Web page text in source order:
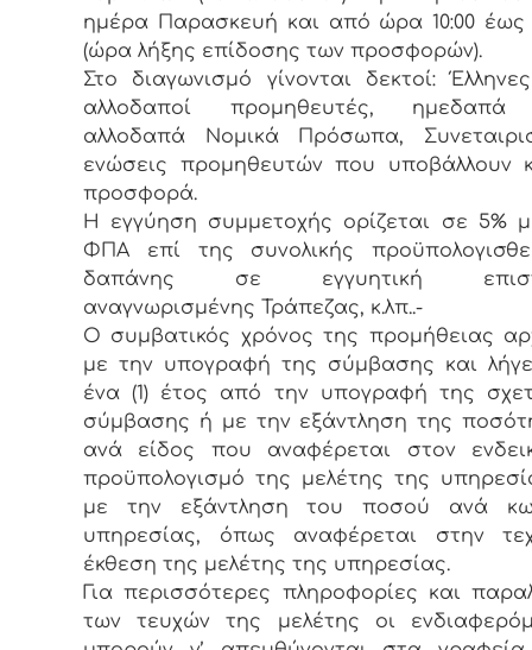
ημέρα Παρασκευή και από ώρα 10:00 έως
(ώρα λήξης επίδοσης των προσφορών).
Στο διαγωνισμό γίνονται δεκτοί:
αλλοδαποί προμηθευτές, ημεδαπά
αλλοδαπά Νομικά Πρόσωπα,
ενώσεις προμηθευτών που υποβάλλουν
προσφορά.
Η εγγύηση συμμετοχής ορίζεται σε 5%
ΦΠΑ επί της συνολικής
δαπάνης σε εγγυητική
αναγνωρισμένης Τράπεζας, κ.λπ..-
Ο συμβατικός χρόνος της προμήθειας
με την υπογραφή της σύμβασης και
ένα (1) έτος από την υπογραφή της
σύμβασης ή με την εξάντληση της
ανά είδος που αναφέρεται στον
προϋπολογισμό της μελέτης της
με την εξάντληση του ποσού ανά
υπηρεσίας, όπως αναφέρεται στην
έκθεση της μελέτης της υπηρεσίας.
Για περισσότερες πληροφορίες και
των τευχών της μελέτης οι